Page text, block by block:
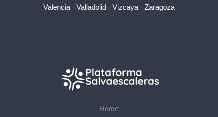
Valencia · Valladolid · Vizcaya · Zaragoza
Home